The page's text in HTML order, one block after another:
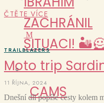
ZACHRÁNIL
SITUACI!
CAMS
ČTĚTE VÍCE
M
TRAILBLAZERS
Moto trip
11 ŘÍJNA, 2024
Dnešní díl popíše cesty kolem